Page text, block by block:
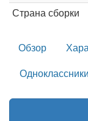
Страна сборки
Обзор
Одноклассники